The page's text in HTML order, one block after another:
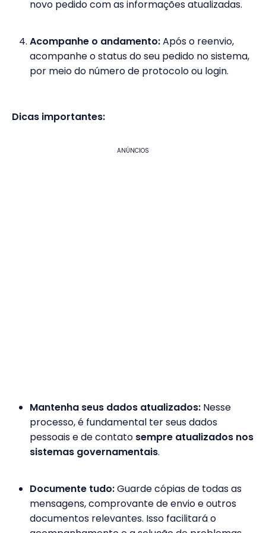
novo pedido com as informações atualizadas.
Acompanhe o andamento:Após o reenvio,
acompanhe o status do seu pedido no sistema,
por meio do número de protocolo ou login.
Dicas importantes:
ANÚNCIOS
Mantenha seus dados atualizados: Nesse
processo, é fundamental ter seus dados
pessoais e de contato sempre atualizados nos
sistemas governamentais.
Documente tudo:Guarde cópias de todas as
mensagens, comprovante de envio e outros
documentos relevantes. Isso facilitará o